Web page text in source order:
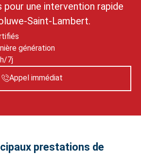
pour une intervention rapide
génération
7j
Appel immédiat
prestations de